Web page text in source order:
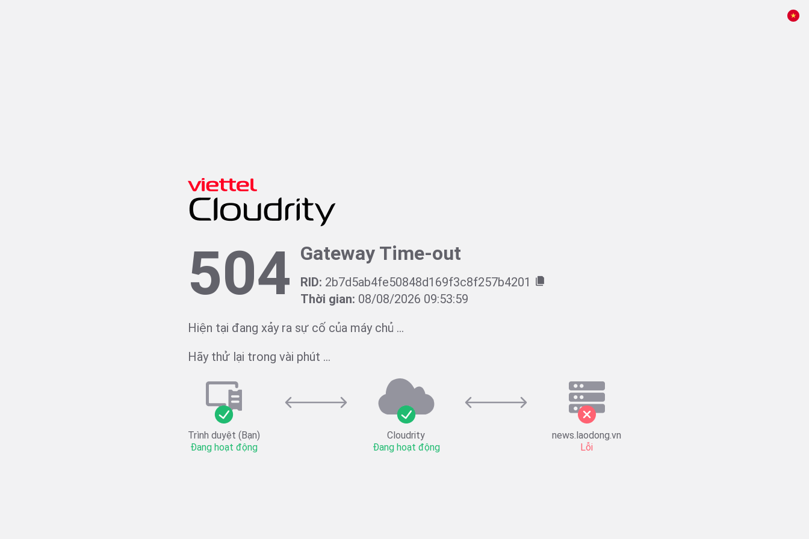
504 Gateway Time-out
RID: 2b7d5ab4fe50848d169f3c8f257b4201
Thời gian: 08/08/2026 09:53:59
Hiện tại đang xảy ra sự cố của máy chủ ...
Hãy thử lại trong vài phút ...
Trình duyệt (Bạn)
Đang hoạt động
Cloudrity
Đang hoạt động
news.laodong.vn
Lỗi